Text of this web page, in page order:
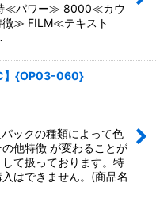
パワー≫ 8000≪カウ
≫ FILM≪テキスト
】{OP03-060}
ックの種類によって色
他特徴 が変わることが
て扱っております。特
はできません。(商品名